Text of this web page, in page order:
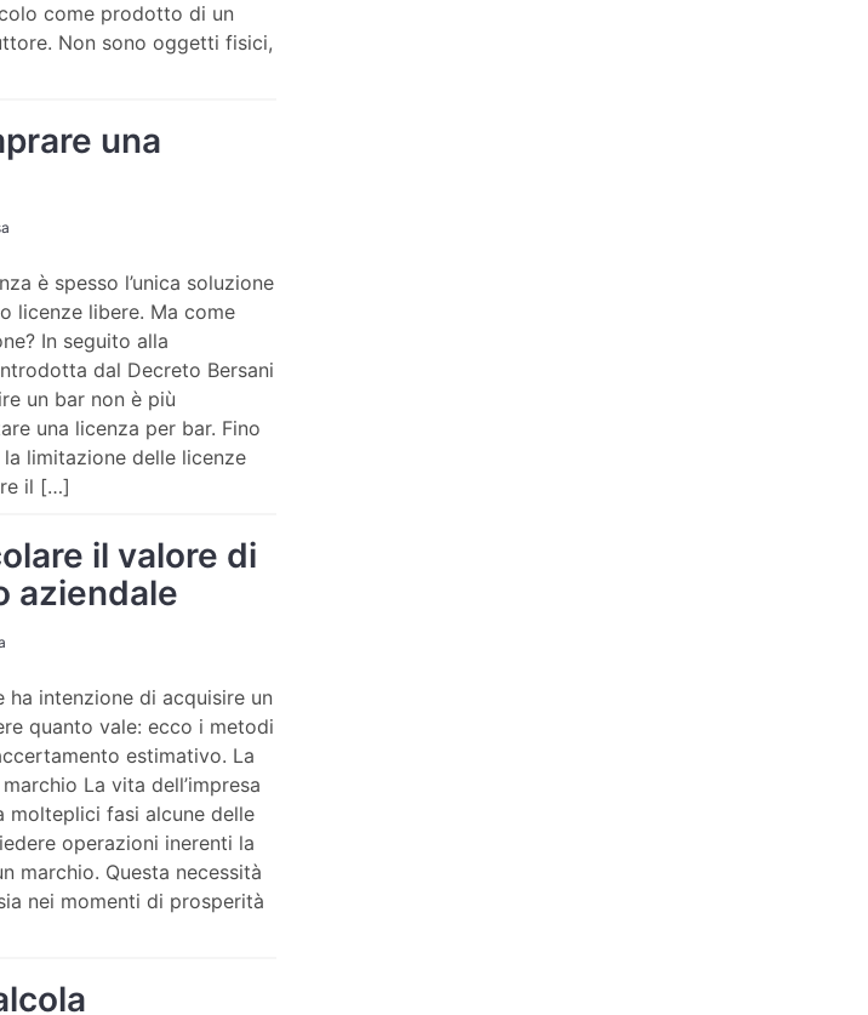
come prodotto di un
Non sono oggetti fisici,
una
è spesso l’unica soluzione
licenze libere. Ma come
In seguito alla
dal Decreto Bersani
un bar non è più
una licenza per bar. Fino
limitazione delle licenze
il […]
il valore di
aziendale
ha intenzione di acquisire un
quanto vale: ecco i metodi
estimativo. La
La vita dell’impresa
molteplici fasi alcune delle
operazioni inerenti la
marchio. Questa necessità
nei momenti di prosperità